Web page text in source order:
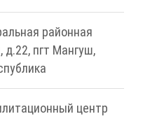
районная
д.22, пгт Мангуш,
центр